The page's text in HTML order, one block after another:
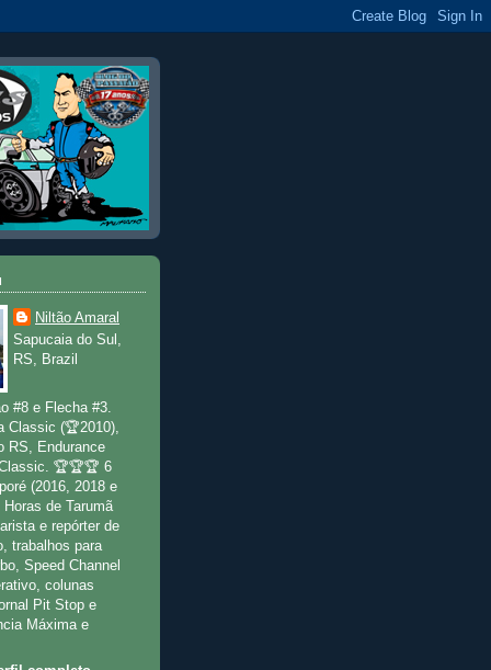
Niltão Amaral
Sapucaia do Sul,
RS, Brazil
#8 e Flecha #3.
Classic (🏆2010),
RS, Endurance
🏆🏆🏆 6
(2016, 2018 e
de Tarumã
e repórter de
trabalhos para
Speed Channel
colunas
Pit Stop e
Máxima e